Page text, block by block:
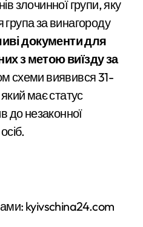
злочинної групи, яку
за винагороду
документи для
з метою виїзду за
схеми виявився 31-
має статус
до незаконної
kyivschina24.com